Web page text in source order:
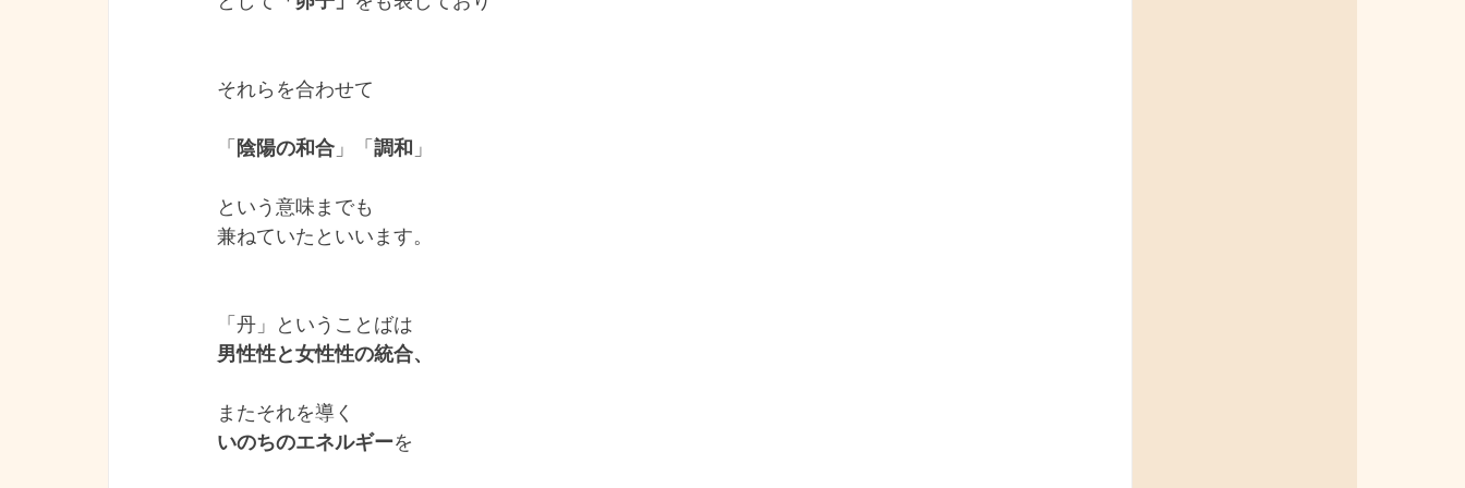
それらを合わせて
「 陰陽の和合 」「 調和 」
という意味までも
兼ねていたといいます。
「丹」ということばは
男性性と女性性の統合、
またそれを導く
いのちのエネルギーを